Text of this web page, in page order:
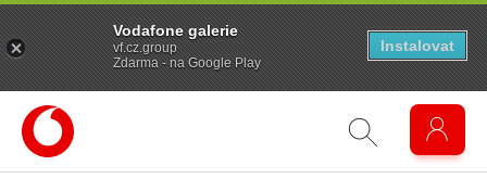
Vodafone galerie
vf.cz.group
Zdarma - na Google Play
Instalovat